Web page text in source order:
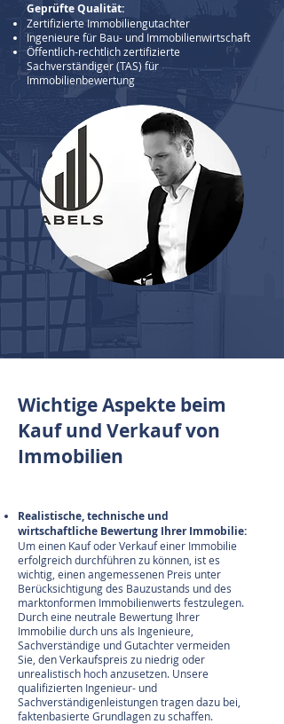
Geprüfte Qualität:
Zertifizierte Immobiliengutachter
Ingenieure für Bau- und Immobilienwirtschaft
Öffentlich-rechtlich zertifizierte
Sachverständiger (TAS) für
Immobilienbewertung
Wichtige Aspekte beim
Kauf und Verkauf von
Immobilien
Realistische, technische und
wirtschaftliche Bewertung Ihrer Immobilie:
Um einen Kauf oder Verkauf einer Immobilie
erfolgreich durchführen zu können, ist es
wichtig, einen angemessenen Preis unter
Berücksichtigung des Bauzustands und des
marktonformen Immobilienwerts festzulegen.
Durch eine neutrale Bewertung Ihrer
Immobilie durch uns als Ingenieure,
Sachverständige und Gutachter vermeiden
Sie, den Verkaufspreis zu niedrig oder
unrealistisch hoch anzusetzen. Unsere
qualifizierten Ingenieur- und
Sachverständigenleistungen tragen dazu bei,
faktenbasierte Grundlagen zu schaffen.